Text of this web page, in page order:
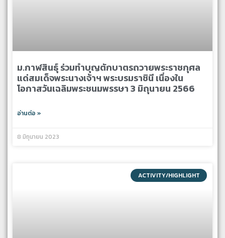
ม.กาฬสินธุ์​ ร่วมทำบุญตักบาตรถวายพระราชกุศล
แด่สมเด็จพระนางเจ้าฯ พระบรมราชินี เนื่องใน
โอกาสวันเฉลิมพระชนมพรรษา 3 มิถุนายน 2566
อ่านต่อ »
8 มิถุนายน 2023
ACTIVITY/HIGHLIGHT